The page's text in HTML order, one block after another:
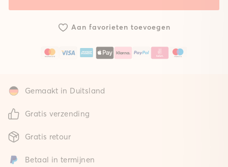
gepolsterde
mat
Aan favorieten toevoegen
Gemaakt in Duitsland
Gratis verzending
Gratis retour
Betaal in termijnen